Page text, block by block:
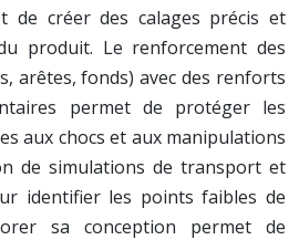
de créer des calages précis et
produit. Le renforcement des
arêtes, fonds) avec des renforts
permet de protéger les
aux chocs et aux manipulations
de simulations de transport et
identifier les points faibles de
sa conception permet de